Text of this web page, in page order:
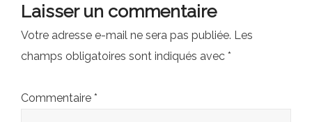
Laisser un commentaire
Votre adresse e-mail ne sera pas publiée. Les
champs obligatoires sont indiqués avec *
Commentaire *